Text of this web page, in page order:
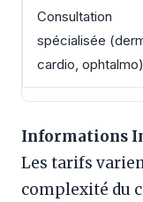
Consultation
spécialisée
cardio, ophtalmo)
Informations
Les tarifs
complexité du